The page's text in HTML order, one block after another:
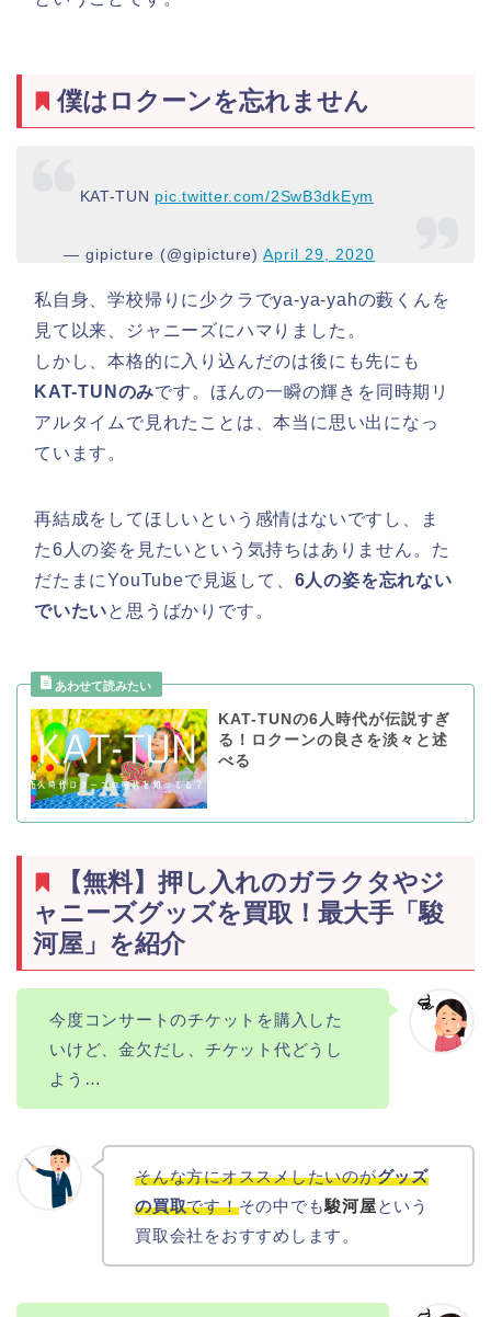
僕はロクーンを忘れません
KAT-TUN pic.twitter.com/2SwB3dkEym
— gipicture (@gipicture)April 29, 2020
私自身、学校帰りに少クラでya-ya-yahの藪くんを
見て以来、ジャニーズにハマりました。
しかし、本格的に入り込んだのは後にも先にも
KAT-TUNのみです。ほんの一瞬の輝きを同時期リ
アルタイムで見れたことは、本当に思い出になっ
ています。
再結成をしてほしいという感情はないですし、ま
た6人の姿を見たいという気持ちはありません。た
だたまにYouTubeで見返して、 6人の姿を忘れない
でいたいと思うばかりです。
KAT-TUNの6人時代が伝説すぎ
る！ロクーンの良さを淡々と述
べる
【無料】押し入れのガラクタやジ
ャニーズグッズを買取！最大手「駿
河屋」を紹介
今度コンサートのチケットを購入した
いけど、金欠だし、チケット代どうし
よう…
そんな方にオススメしたいのがグッズ
の買取です！その中でも駿河屋という
買取会社をおすすめします。